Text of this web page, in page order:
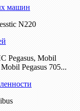
машин
N220
Pegasus, Mobil
Pegasus 705...